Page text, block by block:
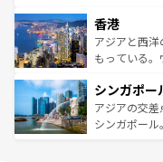
とつ。フォー
ひ現地で味
が旅行者を
参照してほし
の活気が交差
帯で自然と
いビーチで
激する。気候
が待ってい
た文化、そ
香港
アジアと西
もっている
み、どこを訪
ており、効
うな絶景か
シンガポー
アジアの交
シンガポー